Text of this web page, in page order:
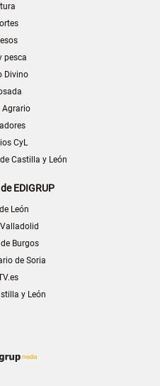
pesca
Divino
Agrario
CyL
Castilla y León
EDIGRUP
León
Burgos
de Soria
y León